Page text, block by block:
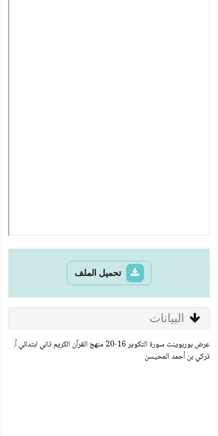
تحميل الملف
البيانات
عرض بوربوينت سورة التكوير 16-20 منهج القرآن الكريم ثاني ابتدائي أ.
تركي بن أحمد المحيسن